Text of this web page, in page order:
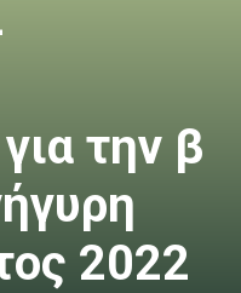
την β
2022